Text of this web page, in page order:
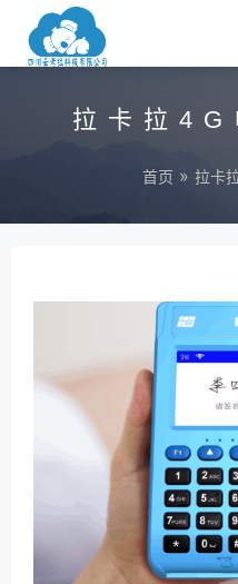
拉卡拉
首页 » 拉卡